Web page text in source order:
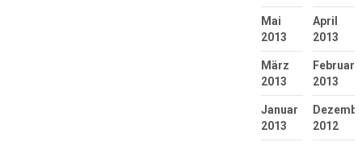
Mai
2013
April
2013
März
2013
Februar
2013
Januar
2013
2012